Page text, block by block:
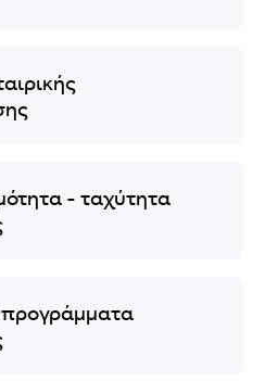
- ταχύτητα